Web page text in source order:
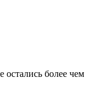
остались более чем